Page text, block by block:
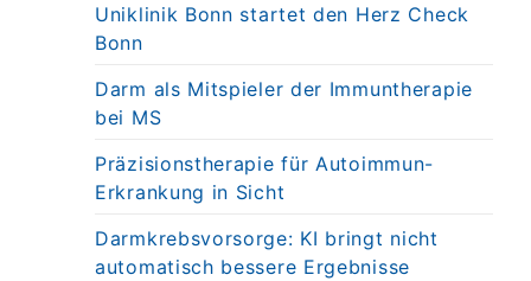
Uniklinik Bonn startet den Herz Check
Bonn
Darm als Mitspieler der Immuntherapie
bei MS
Präzisionstherapie für Autoimmun-
Erkrankung in Sicht
Darmkrebsvorsorge: KI bringt nicht
automatisch bessere Ergebnisse